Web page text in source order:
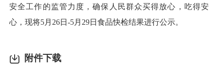
安全工作的监管力度，确保人民群众买得放心，吃得安
心，现将5月26日-5月29日食品快检结果进行公示。
附件下载